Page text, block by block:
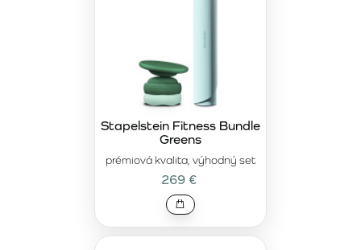
prémiová kvalita, výhodný set
Stapelstein Fitness Bundle
Greens
269 €